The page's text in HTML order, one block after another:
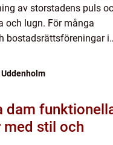
av storstadens puls
och lugn. För många
bostadsrättsföreningar i
med stil och